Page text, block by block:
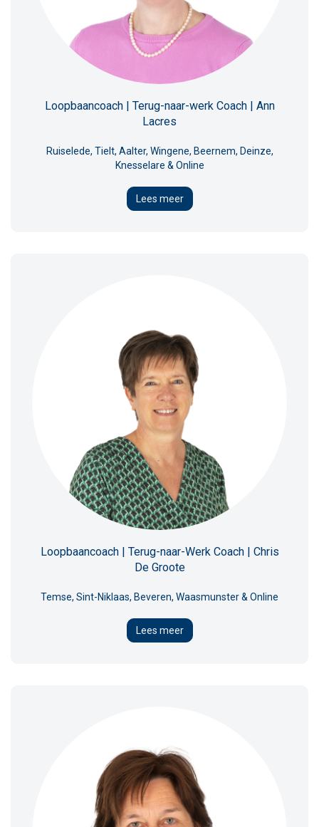
Loopbaancoach | Terug-naar-werk Coach | Ann
Lacres
Ruiselede, Tielt, Aalter, Wingene, Beernem, Deinze,
Knesselare & Online
Lees meer
Loopbaancoach | Terug-naar-Werk Coach | Chris
De Groote
Temse, Sint-Niklaas, Beveren, Waasmunster & Online
Lees meer